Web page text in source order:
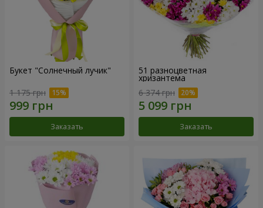
Букет "Солнечный лучик"
1 175 грн
Заказать
51 разноцветная
хризантема
6 374 грн
Заказать